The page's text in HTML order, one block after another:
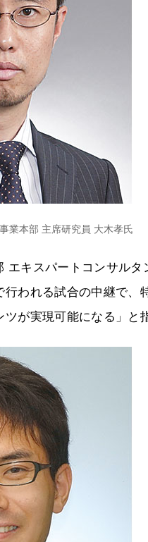
業本部 主席研究員 大木孝氏
キスパートコンサルタ
われる試合の中継で、
が実現可能になる」と